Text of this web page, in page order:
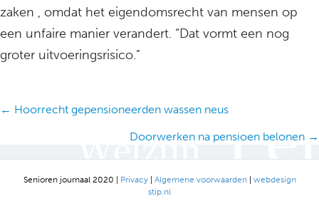
zaken , omdat het eigendomsrecht van mensen op
een unfaire manier verandert. “Dat vormt een nog
groter uitvoeringsrisico.”
Posts
← Hoorrecht gepensioneerden wassen neus
Doorwerken na pensioen belonen →
Senioren journaal 2020 | Privacy| Algemene voorwaarden| webdesign
stip.nl